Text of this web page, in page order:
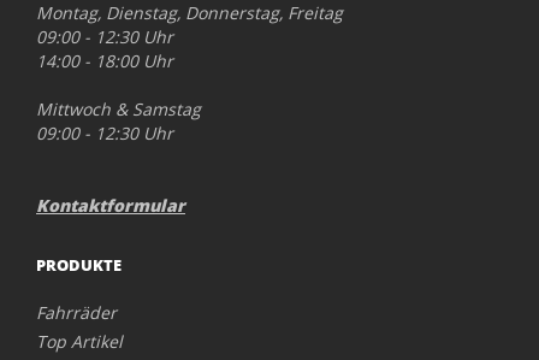
Montag, Dienstag, Donnerstag, Freitag
09:00 - 12:30 Uhr
14:00 - 18:00 Uhr
Mittwoch & Samstag
09:00 - 12:30 Uhr
Kontaktformular
PRODUKTE
Fahrräder
Top Artikel